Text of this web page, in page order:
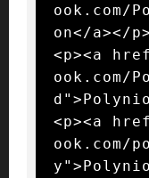
ook.com/
on</a></p>
<p><a
ook.com/
<p><a
ook.com/